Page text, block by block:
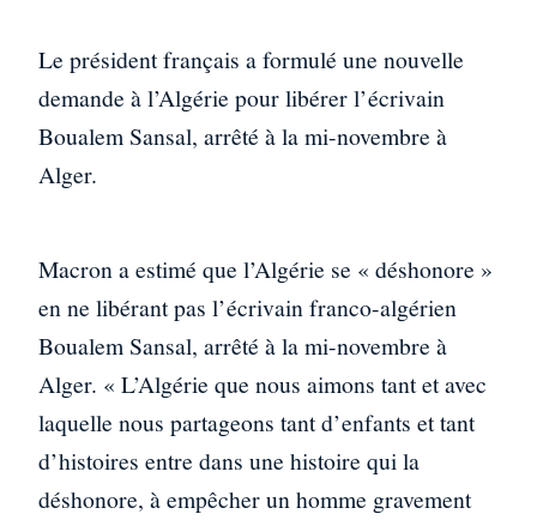
Le président français a formulé une nouvelle
demande à l’Algérie pour libérer l’écrivain
Boualem Sansal, arrêté à la mi-novembre à
Alger.
Macron a estimé que l’Algérie se « déshonore »
en ne libérant pas l’écrivain franco-algérien
Boualem Sansal, arrêté à la mi-novembre à
Alger. « L’Algérie que nous aimons tant et avec
laquelle nous partageons tant d’enfants et tant
d’histoires entre dans une histoire qui la
déshonore, à empêcher un homme gravement